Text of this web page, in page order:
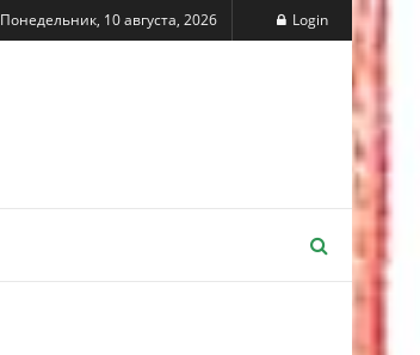
Понедельник, 10 августа, 2026 Login